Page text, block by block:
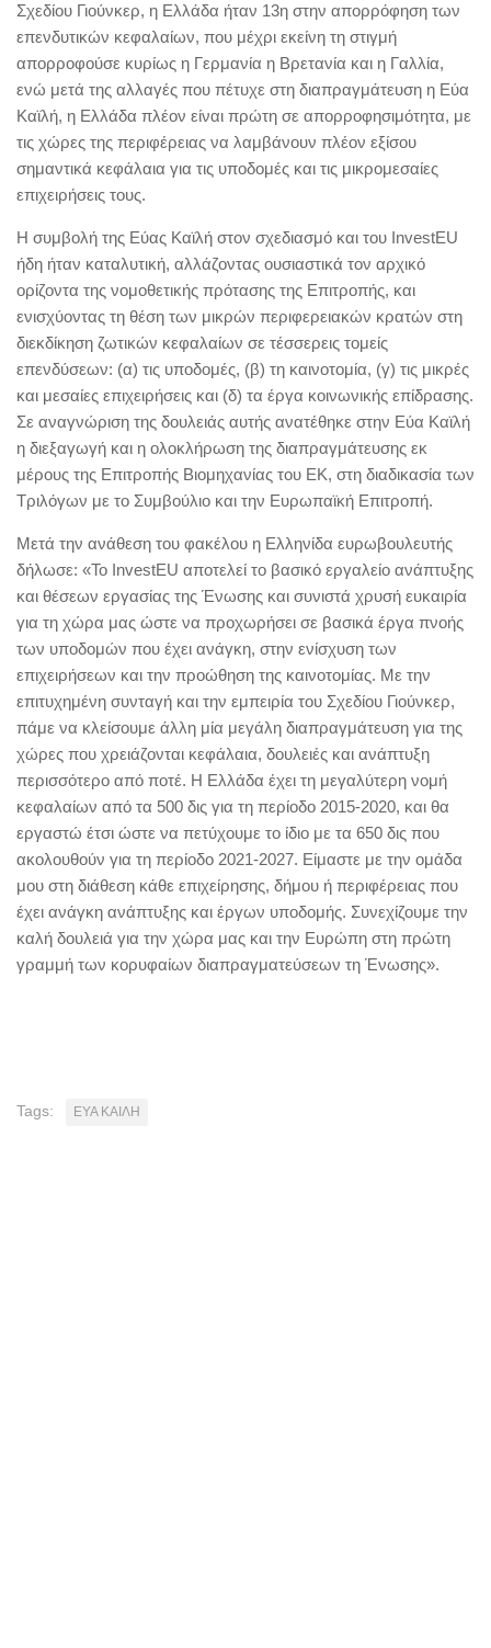
Σχεδίου Γιούνκερ, η Ελλάδα ήταν 13η στην απορρόφηση των
επενδυτικών κεφαλαίων, που μέχρι εκείνη τη στιγμή
απορροφούσε κυρίως η Γερμανία η Βρετανία και η Γαλλία,
ενώ μετά της αλλαγές που πέτυχε στη διαπραγμάτευση η Εύα
Καϊλή, η Ελλάδα πλέον είναι πρώτη σε απορροφησιμότητα, με
τις χώρες της περιφέρειας να λαμβάνουν πλέον εξίσου
σημαντικά κεφάλαια για τις υποδομές και τις μικρομεσαίες
επιχειρήσεις τους.
Η συμβολή της Εύας Καϊλή στον σχεδιασμό και του InvestEU
ήδη ήταν καταλυτική, αλλάζοντας ουσιαστικά τον αρχικό
ορίζοντα της νομοθετικής πρότασης της Επιτροπής, και
ενισχύοντας τη θέση των μικρών περιφερειακών κρατών στη
διεκδίκηση ζωτικών κεφαλαίων σε τέσσερεις τομείς
επενδύσεων: (α) τις υποδομές, (β) τη καινοτομία, (γ) τις μικρές
και μεσαίες επιχειρήσεις και (δ) τα έργα κοινωνικής επίδρασης.
Σε αναγνώριση της δουλειάς αυτής ανατέθηκε στην Εύα Καϊλή
η διεξαγωγή και η ολοκλήρωση της διαπραγμάτευσης εκ
μέρους της Επιτροπής Βιομηχανίας του ΕΚ, στη διαδικασία των
Τριλόγων με το Συμβούλιο και την Ευρωπαϊκή Επιτροπή.
Μετά την ανάθεση του φακέλου η Ελληνίδα ευρωβουλευτής
δήλωσε: «Το InvestEU αποτελεί το βασικό εργαλείο ανάπτυξης
και θέσεων εργασίας της Ένωσης και συνιστά χρυσή ευκαιρία
για τη χώρα μας ώστε να προχωρήσει σε βασικά έργα πνοής
των υποδομών που έχει ανάγκη, στην ενίσχυση των
επιχειρήσεων και την προώθηση της καινοτομίας. Με την
επιτυχημένη συνταγή και την εμπειρία του Σχεδίου Γιούνκερ,
πάμε να κλείσουμε άλλη μία μεγάλη διαπραγμάτευση για της
χώρες που χρειάζονται κεφάλαια, δουλειές και ανάπτυξη
περισσότερο από ποτέ. Η Ελλάδα έχει τη μεγαλύτερη νομή
κεφαλαίων από τα 500 δις για τη περίοδο 2015-2020, και θα
εργαστώ έτσι ώστε να πετύχουμε το ίδιο με τα 650 δις που
ακολουθούν για τη περίοδο 2021-2027. Είμαστε με την ομάδα
μου στη διάθεση κάθε επιχείρησης, δήμου ή περιφέρειας που
έχει ανάγκη ανάπτυξης και έργων υποδομής. Συνεχίζουμε την
καλή δουλειά για την χώρα μας και την Ευρώπη στη πρώτη
γραμμή των κορυφαίων διαπραγματεύσεων τη Ένωσης».
Tags: ΕΥΑ ΚΑΙΛΗ